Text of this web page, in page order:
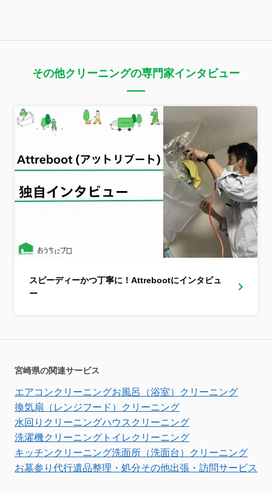
その他クリーニングの専門家インタビュー
スピーディーかつ丁寧に！Attrebootにインタビュ
ー
宮崎県の関連サービス
エアコンクリーニングお風呂（浴室）クリーニング
換気扇（レンジフード）クリーニング
水回りクリーニングハウスクリーニング
洗濯機クリーニング トイレクリーニング
キッチンクリーニング洗面所（洗面台）クリーニング
お墓参り代行遺品整理・処分その他出張・訪問サービス